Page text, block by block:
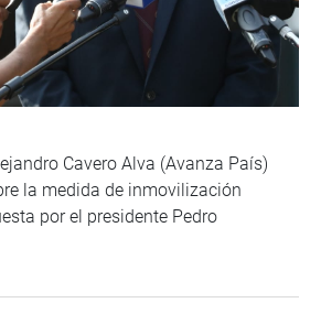
Cavero Alva (Avanza País)
la medida de inmovilización
por el presidente Pedro